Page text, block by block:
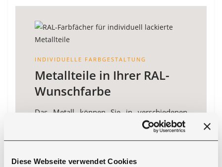
Diese Webseite verwendet Cookies
INDIVIDUELLE FARBGESTALTUNG
Metallteile in Ihrer RAL-
Wunschfarbe
Das Metall können Sie in verschiedenen
RAL-Farben lackieren lassen. Als RAL-Farben
bezeichnet man normierte Farbtöne, welche
werden. Um diese Option zu konfigurieren,